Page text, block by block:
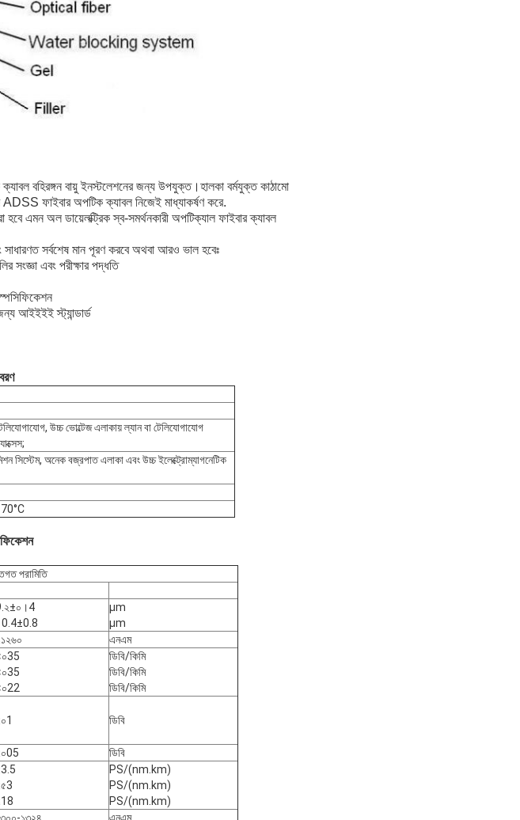
বহিরঙ্গন বায়ু ইনস্টলেশনের জন্য উপযুক্ত।হালকা বর্মযুক্ত কাঠামো
ফাইবার অপটিক ক্যাবল নিজেই মাধ্যাকর্ষণ করে.
এমন অল ডায়েলক্ট্রিক স্ব-সমর্থনকারী অপটিক্যাল ফাইবার ক্যাবল
সর্বশেষ মান পূরণ করবে অথবা আরও ভাল হবেঃ
সংজ্ঞা এবং পরীক্ষার পদ্ধতি
আইইইই স্ট্যান্ডার্ড
উচ্চ ভোল্টেজ এলাকায় ল্যান বা টেলিযোগাযোগ
সিস্টেম, অনেক বজ্রপাত এলাকা এবং উচ্চ ইলেক্ট্রোম্যাগনেটিক
পরামিতি
μm
μm
এনএম
ডিবি/কিমি
ডিবি/কিমি
ডিবি/কিমি
ডিবি
ডিবি
PS/(nm.km)
PS/(nm.km)
PS/(nm.km)